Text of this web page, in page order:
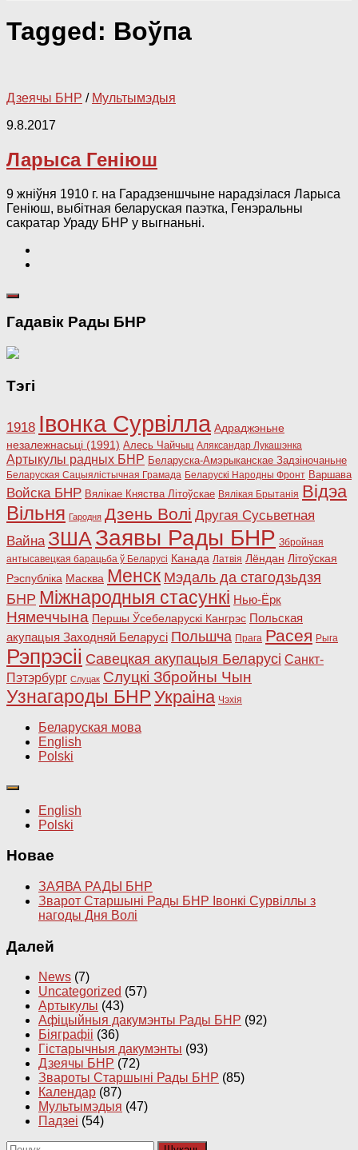
Tagged: Воўпа
Дзеячы БНР / Мультымэдыя
9.8.2017
Ларыса Геніюш
9 жніўня 1910 г. на Гарадзеншчыне нарадзілася Ларыса
Геніюш, выбітная беларуская паэтка, Генэральны
сакратар Ураду БНР у выгнаньні.
Гадавік Рады БНР
Тэгі
1918 Івонка Сурвілла Адраджэньне
незалежнасьці (1991) Алесь Чайчыц Аляксандар Лукашэнка
Артыкулы радных БНР Беларуска-Амэрыканскае Задзіночаньне
Беларуская Сацыялістычная Грамада Беларускі Народны Фронт Варшава
Войска БНР Вялікае Княства Літоўскае Вялікая Брытанія Відэа
Вільня Гародня Дзень Волі Другая Сусьветная
Вайна ЗША Заявы Рады БНР Збройная
антысавецкая барацьба ў Беларусі Канада Латвія Лёндан Літоўская
Рэспубліка Масква Менск Мэдаль да стагодзьдзя
БНР Міжнародныя стасункі Нью-Ёрк
Нямеччына Першы Ўсебеларускі Кангрэс Польская
акупацыя Заходняй Беларусі Польшча Прага Расея Рыга
Рэпрэсіі Савецкая акупацыя Беларусі Санкт-
Пэтэрбург Слуцак Слуцкі Збройны Чын
Узнагароды БНР Украіна Чэхія
Беларуская мова
English
Polski
English
Polski
Новае
ЗАЯВА РАДЫ БНР
Зварот Старшыні Рады БНР Івонкі Сурвіллы з
нагоды Дня Волі
Далей
News (7)
Uncategorized (57)
Артыкулы (43)
Афіцыйныя дакумэнты Рады БНР (92)
Біяграфіі (36)
Гістарычныя дакумэнты (93)
Дзеячы БНР (72)
Звароты Старшыні Рады БНР (85)
Календар (87)
Мультымэдыя (47)
Падзеі (54)